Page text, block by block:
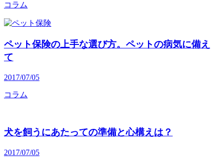
コラム
ペット保険の上手な選び方。ペットの病気に備え
て
2017/07/05
コラム
犬を飼うにあたっての準備と心構えは？
2017/07/05